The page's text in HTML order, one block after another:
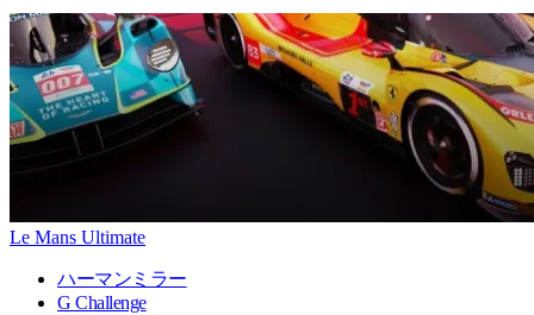
Le Mans Ultimate
ハーマンミラー
G Challenge